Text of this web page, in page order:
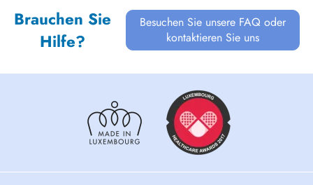
Brauchen Sie
Hilfe?
Besuchen Sie unsere FAQ oder
kontaktieren Sie uns